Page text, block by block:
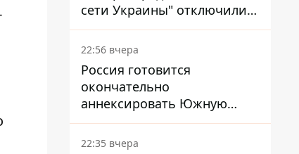
сети Украины" отключили
львовянке газ - что решил
суд
22:56 вчера
Россия готовится
окончательно
аннексировать Южную
Осетию – страны НАТО
обеспокоены
22:35 вчера